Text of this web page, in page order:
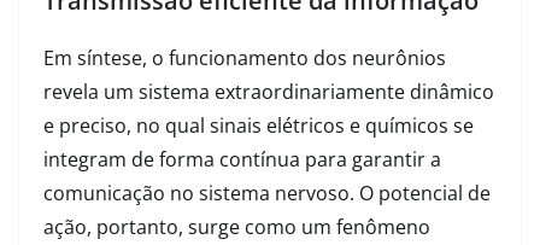
Em síntese, o funcionamento dos neurônios
revela um sistema extraordinariamente dinâmico
e preciso, no qual sinais elétricos e químicos se
integram de forma contínua para garantir a
comunicação no sistema nervoso. O potencial de
ação, portanto, surge como um fenômeno